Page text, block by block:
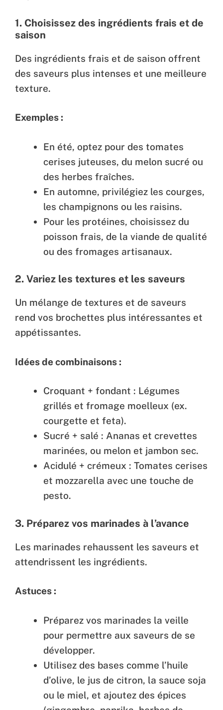
1. Choisissez des ingrédients frais et de
saison
Des ingrédients frais et de saison offrent
des saveurs plus intenses et une meilleure
texture.
Exemples :
En été, optez pour des tomates
cerises juteuses, du melon sucré ou
des herbes fraîches.
En automne, privilégiez les courges,
les champignons ou les raisins.
Pour les protéines, choisissez du
poisson frais, de la viande de qualité
ou des fromages artisanaux.
2. Variez les textures et les saveurs
Un mélange de textures et de saveurs
rend vos brochettes plus intéressantes et
appétissantes.
Idées de combinaisons :
Croquant + fondant : Légumes
grillés et fromage moelleux (ex.
courgette et feta).
Sucré + salé : Ananas et crevettes
marinées, ou melon et jambon sec.
Acidulé + crémeux : Tomates cerises
et mozzarella avec une touche de
pesto.
3. Préparez vos marinades à l’avance
Les marinades rehaussent les saveurs et
attendrissent les ingrédients.
Astuces :
Préparez vos marinades la veille
pour permettre aux saveurs de se
développer.
Utilisez des bases comme l’huile
d’olive, le jus de citron, la sauce soja
ou le miel, et ajoutez des épices